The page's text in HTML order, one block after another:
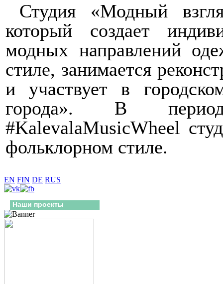
Студия «Модный
который создает
модных направлений
стиле, занимается
и участвует в
города». В период
#KalevalaMusicWheel
фольклорном стиле.
EN FIN DE RUS
Наши проекты